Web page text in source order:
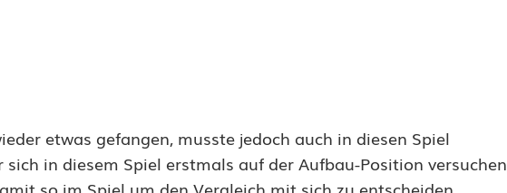
etwas gefangen, musste jedoch auch in diesen Spiel
sich in diesem Spiel erstmals auf der Aufbau-Position versuchen
so im Spiel um den Vergleich mit sich zu entscheiden